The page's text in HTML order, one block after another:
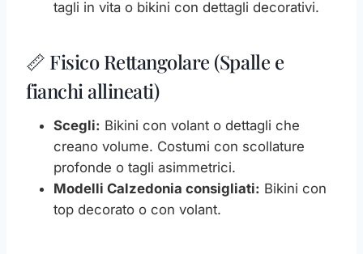
tagli in vita o bikini con dettagli decorativi.
📏 Fisico Rettangolare (Spalle e
fianchi allineati)
Scegli: Bikini con volant o dettagli che
creano volume. Costumi con scollature
profonde o tagli asimmetrici.
Modelli Calzedonia consigliati: Bikini con
top decorato o con volant.